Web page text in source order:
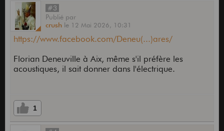
#3
Publié par
crush le 12 Mai 2026, 10:31
https://www.facebook.com/Deneu(...)ares/
Florian Deneuville à Aix, même s'il préfère les
acoustiques, il sait donner dans l'électrique.
1